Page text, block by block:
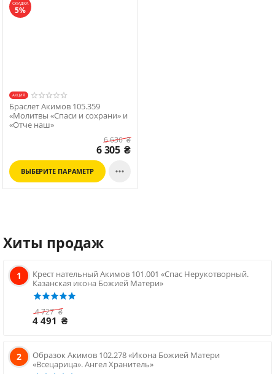
СКИДКА
5%
АКЦИЯ
Браслет Акимов 105.359
«Молитвы «Спаси и сохрани» и
«Отче наш»
6 636₴
6 305 ₴
ВЫБЕРИТЕ ПАРАМЕТР 
Хиты продаж
1
Крест нательный Акимов 101.001 «Спас Нерукотворный.
Казанская икона Божией Матери»
4 727 ₴
4 491 ₴
2
Образок Акимов 102.278 «Икона Божией Матери
«Всецарица». Ангел Хранитель»